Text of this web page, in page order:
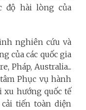
độ hài lòng của
nghiên cứu và
của các quốc gia
Pháp, Australia...
Phục vụ hành
xu hướng quốc tế
tiến toàn diện